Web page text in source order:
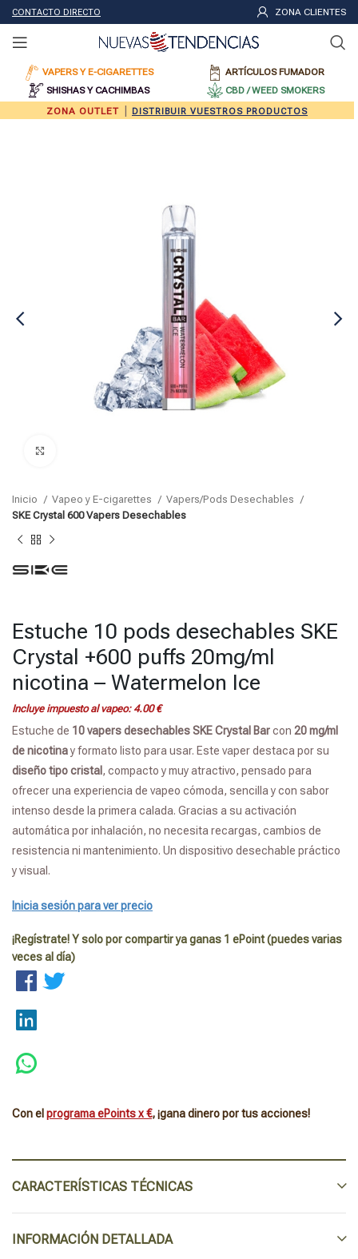
CONTACTO DIRECTO ZONA CLIENTES
VAPERS Y E-CIGARETTES
ARTÍCULOS FUMADOR
SHISHAS Y CACHIMBAS
CBD / WEED SMOKERS
ZONA OUTLET
DISTRIBUIR VUESTROS PRODUCTOS
Inicio Vapeo y E-cigarettes
Vapers/Pods Desechables
SKE Crystal 600 Vapers Desechables
Estuche 10 pods desechables SKE
Crystal +600 puffs 20mg/ml
nicotina – Watermelon Ice
Incluye impuesto al vapeo: 4.00€
Estuche de 10 vapers desechables SKE Crystal Barcon 20 mg/ml
de nicotinay formato listo para usar. Este vaper destaca por su
diseño tipo cristal , compacto y muy atractivo, pensado para
ofrecer una experiencia de vapeo cómoda, sencilla y con sabor
intenso desde la primera calada. Gracias a su activación
automática por inhalación, no necesita recargas, cambios de
resistencia ni mantenimiento. Un dispositivo desechable práctico
y visual.
Inicia sesión para ver precio
¡Regístrate! Y solo por compartir ya ganas 1 ePoint (puedes varias
veces al día)
Con el programa ePoints x €, ¡gana dinero por tus acciones!
CARACTERÍSTICAS TÉCNICAS
INFORMACIÓN DETALLADA